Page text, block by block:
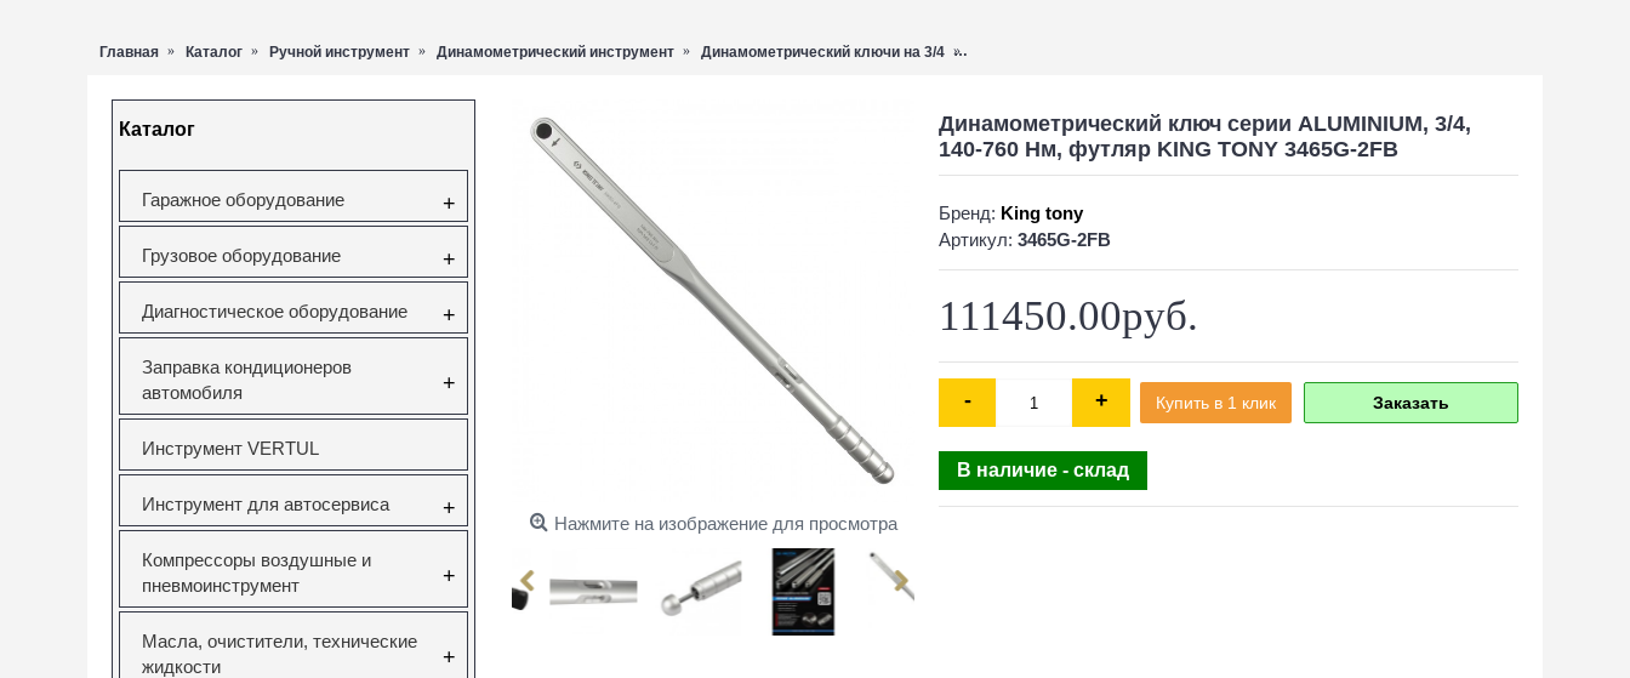
Главная Каталог Ручной инструмент Динамометрический инструмент Динамометрический ключи на 3/4
Каталог
Гаражное оборудование +
Грузовое оборудование +
Диагностическое оборудование +
Заправка кондиционеров
автомобиля
+
Инструмент VERTUL
Инструмент для автосервиса +
Компрессоры воздушные и
пневмоинструмент
+
Масла, очистители, технические
жидкости
+
Нажмите на изображение для просмотра
Динамометрический ключ серии ALUMINIUM, 3/4,
140-760 Нм, футляр KING TONY 3465G-2FB
Бренд: King tony
Артикул: 3465G-2FB
111450.00руб.
- + Купить в 1 клик Заказать
В наличие - склад